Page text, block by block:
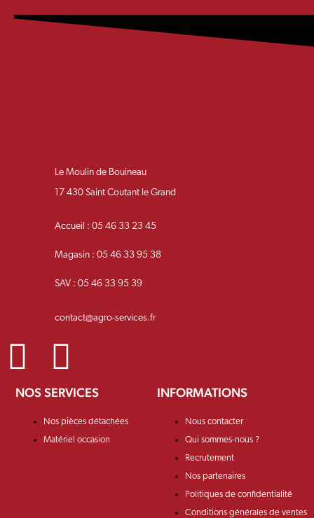
Le Moulin de Bouineau
17 430 Saint Coutant le Grand
Accueil : 05 46 33 23 45
Magasin : 05 46 33 95 38
SAV : 05 46 33 95 39
contact@agro-services.fr
NOS SERVICES
Nos pièces détachées
Matériel occasion
INFORMATIONS
Nous contacter
Qui sommes-nous ?
Recrutement
Nos partenaires
Politiques de confidentialité
Conditions générales de ventes